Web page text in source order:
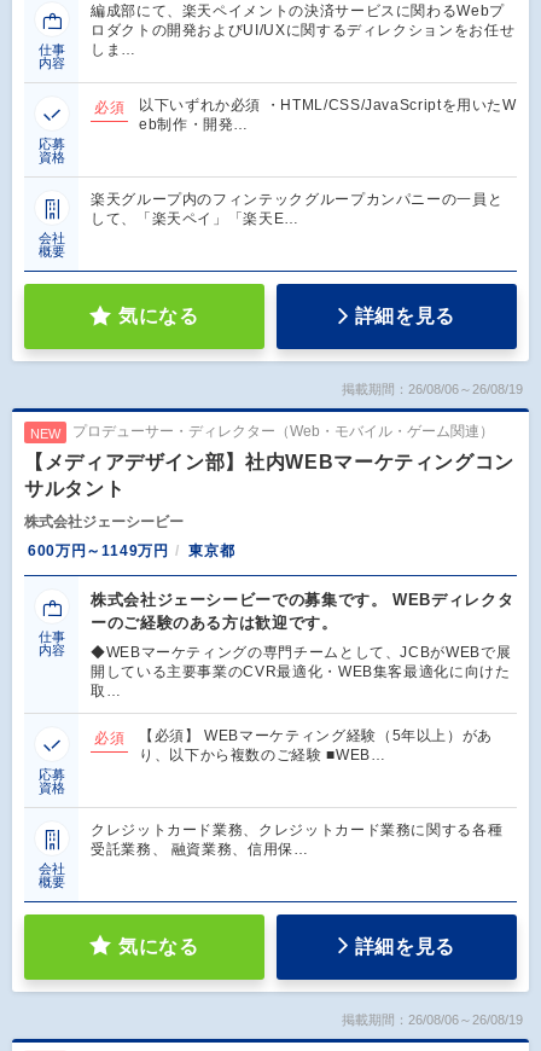
仕事
内容
編成部にて、楽天ペイメントの決済サービスに関わるWebプ
ロダクトの開発およびUI/UXに関するディレクションをお任せ
しま…
応募
資格
必須
以下いずれか必須 ・HTML/CSS/JavaScriptを用いたW
eb制作・開発…
会社
概要
楽天グループ内のフィンテックグループカンパニーの一員と
して、「楽天ペイ」「楽天E…
気になる 詳細を見る
掲載期間：26/08/06～26/08/19
NEW プロデューサー・ディレクター（Web・モバイル・ゲーム関連）
【メディアデザイン部】社内WEBマーケティングコン
サルタント
株式会社ジェーシービー
600万円～1149万円
東京都
仕事
内容
株式会社ジェーシービーでの募集です。 WEBディレクタ
ーのご経験のある方は歓迎です。
◆WEBマーケティングの専門チームとして、JCBがWEBで展
開している主要事業のCVR最適化・WEB集客最適化に向けた
取…
応募
資格
必須
【必須】 WEBマーケティング経験（5年以上）があ
り、以下から複数のご経験 ■WEB…
会社
概要
クレジットカード業務、クレジットカード業務に関する各種
受託業務、 融資業務、信用保…
気になる 詳細を見る
掲載期間：26/08/06～26/08/19